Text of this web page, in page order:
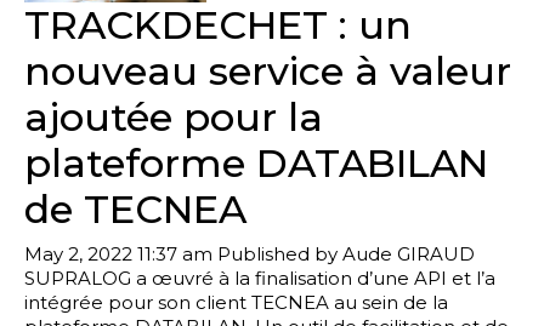
TRACKDECHET : un
nouveau service à valeur
ajoutée pour la
plateforme DATABILAN
de TECNEA
May 2, 2022 11:37 am Published by Aude GIRAUD
SUPRALOG a œuvré à la finalisation d’une API et l’a
intégrée pour son client TECNEA au sein de la